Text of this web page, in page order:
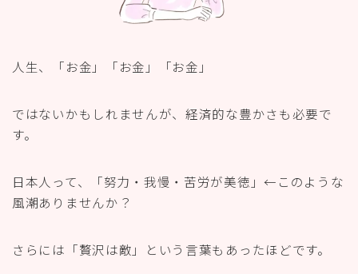
人生、「お金」「お金」「お金」
ではないかもしれませんが、経済的な豊かさも必要で
す。
日本人って、「努力・我慢・苦労が美徳」←このような
風潮ありませんか？
さらには「贅沢は敵」という言葉もあったほどです。